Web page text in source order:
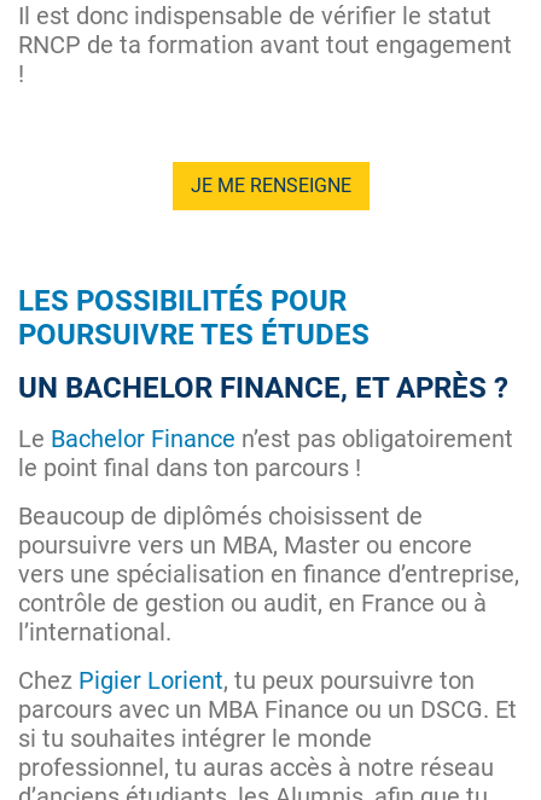
Il est donc indispensable de vérifier le statut
RNCP de ta formation avant tout engagement
!
JE ME RENSEIGNE
LES POSSIBILITÉS POUR
POURSUIVRE TES ÉTUDES
UN BACHELOR FINANCE, ET APRÈS ?
Le Bachelor Finance n’est pas obligatoirement
le point final dans ton parcours !
Beaucoup de diplômés choisissent de
poursuivre vers un MBA, Master ou encore
vers une spécialisation en finance d’entreprise,
contrôle de gestion ou audit, en France ou à
l’international.
Chez Pigier Lorient, tu peux poursuivre ton
parcours avec un MBA Finance ou un DSCG. Et
si tu souhaites intégrer le monde
professionnel, tu auras accès à notre réseau